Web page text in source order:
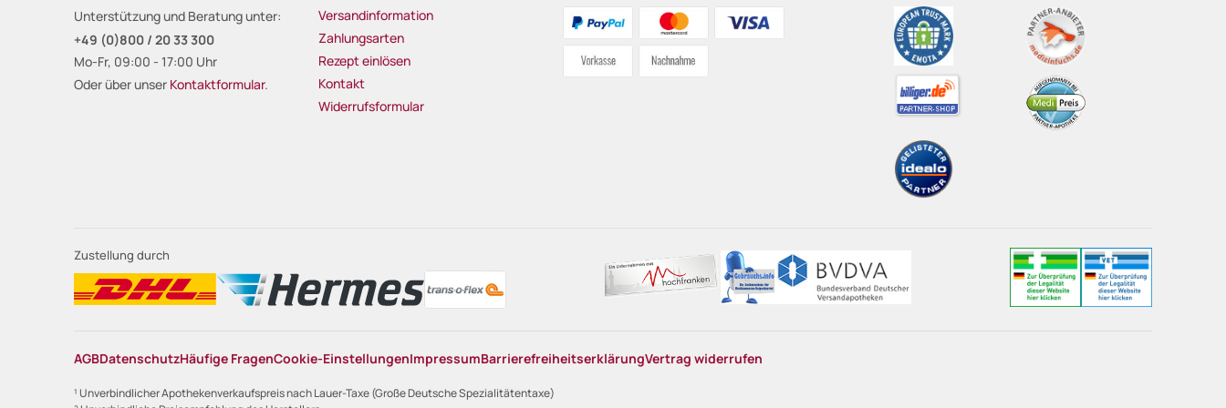
Unterstützung und Beratung unter:
+49 (0)800 / 20 33 300
Mo-Fr, 09:00 - 17:00 Uhr
Oder über unser Kontaktformular.
Versandinformation
Zahlungsarten
Rezept einlösen
Kontakt
Widerrufsformular
Zustellung durch
AGBDatenschutzHäufige FragenCookie-EinstellungenImpressumBarrierefreiheitserklärungVertrag widerrufen
¹ Unverbindlicher Apothekenverkaufspreis nach Lauer-Taxe (Große Deutsche Spezialitätentaxe)